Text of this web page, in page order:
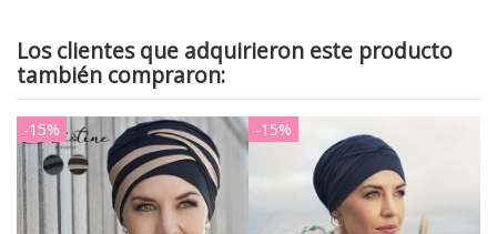
Los clientes que adquirieron este producto
también compraron:
-15% -15%